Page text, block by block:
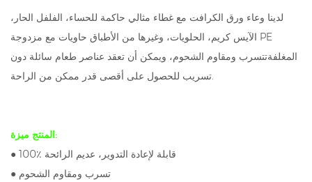
لدينا وعاء ورق الكرافت مع غطاء مثالي حاكمة للحساء، الفلفل الحار،
الآيس كريم، الحلويات، وغيرها من الأطباق حاويات مع مزدوجة PE
المغلفةتتسرب ومقاوم الشحوم، ويمكن أن تعقد عناصر طعام سائلة دون
تسريب للحصول على أقصى قدر ممكن من الراحة.
المنتج ميزة:
● 100٪ قابلة لإعادة التدوير، عديم الرائحة
● تسرب ومقاوم الشحوم